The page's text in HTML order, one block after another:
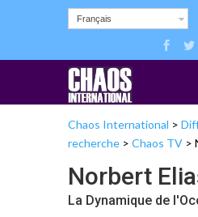
Français
Chaos International >
recherche > Chaos TV >
Norbert
La Dynamique de